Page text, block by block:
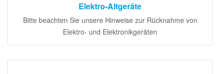
Elektro-Altgeräte
Bitte beachten Sie unsere Hinweise zur Rücknahme von
Elektro- und Elektronikgeräten